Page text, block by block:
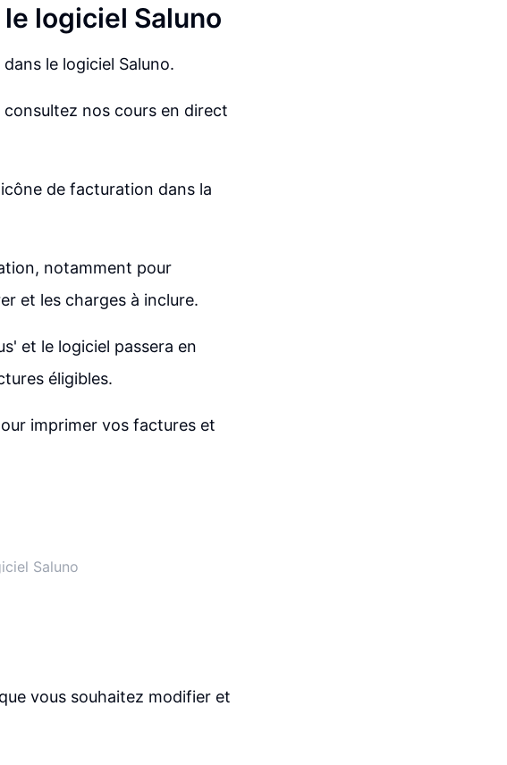
logiciel Saluno
le logiciel Saluno.
nos cours en direct
de facturation dans la
notamment pour
et les charges à inclure.
et le logiciel passera en
éligibles.
imprimer vos factures et
Saluno
vous souhaitez modifier et